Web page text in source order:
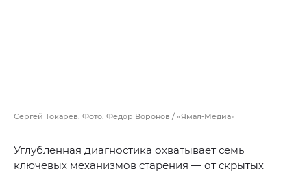
Сергей Токарев. Фото: Фёдор Воронов / «Ямал-Медиа»
Углубленная диагностика охватывает семь
ключевых механизмов старения — от скрытых